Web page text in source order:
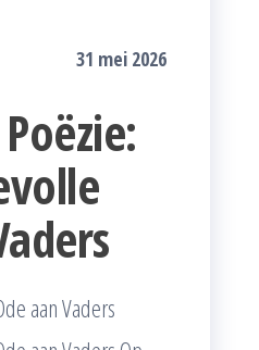
31 mei 2026
aan Vaders